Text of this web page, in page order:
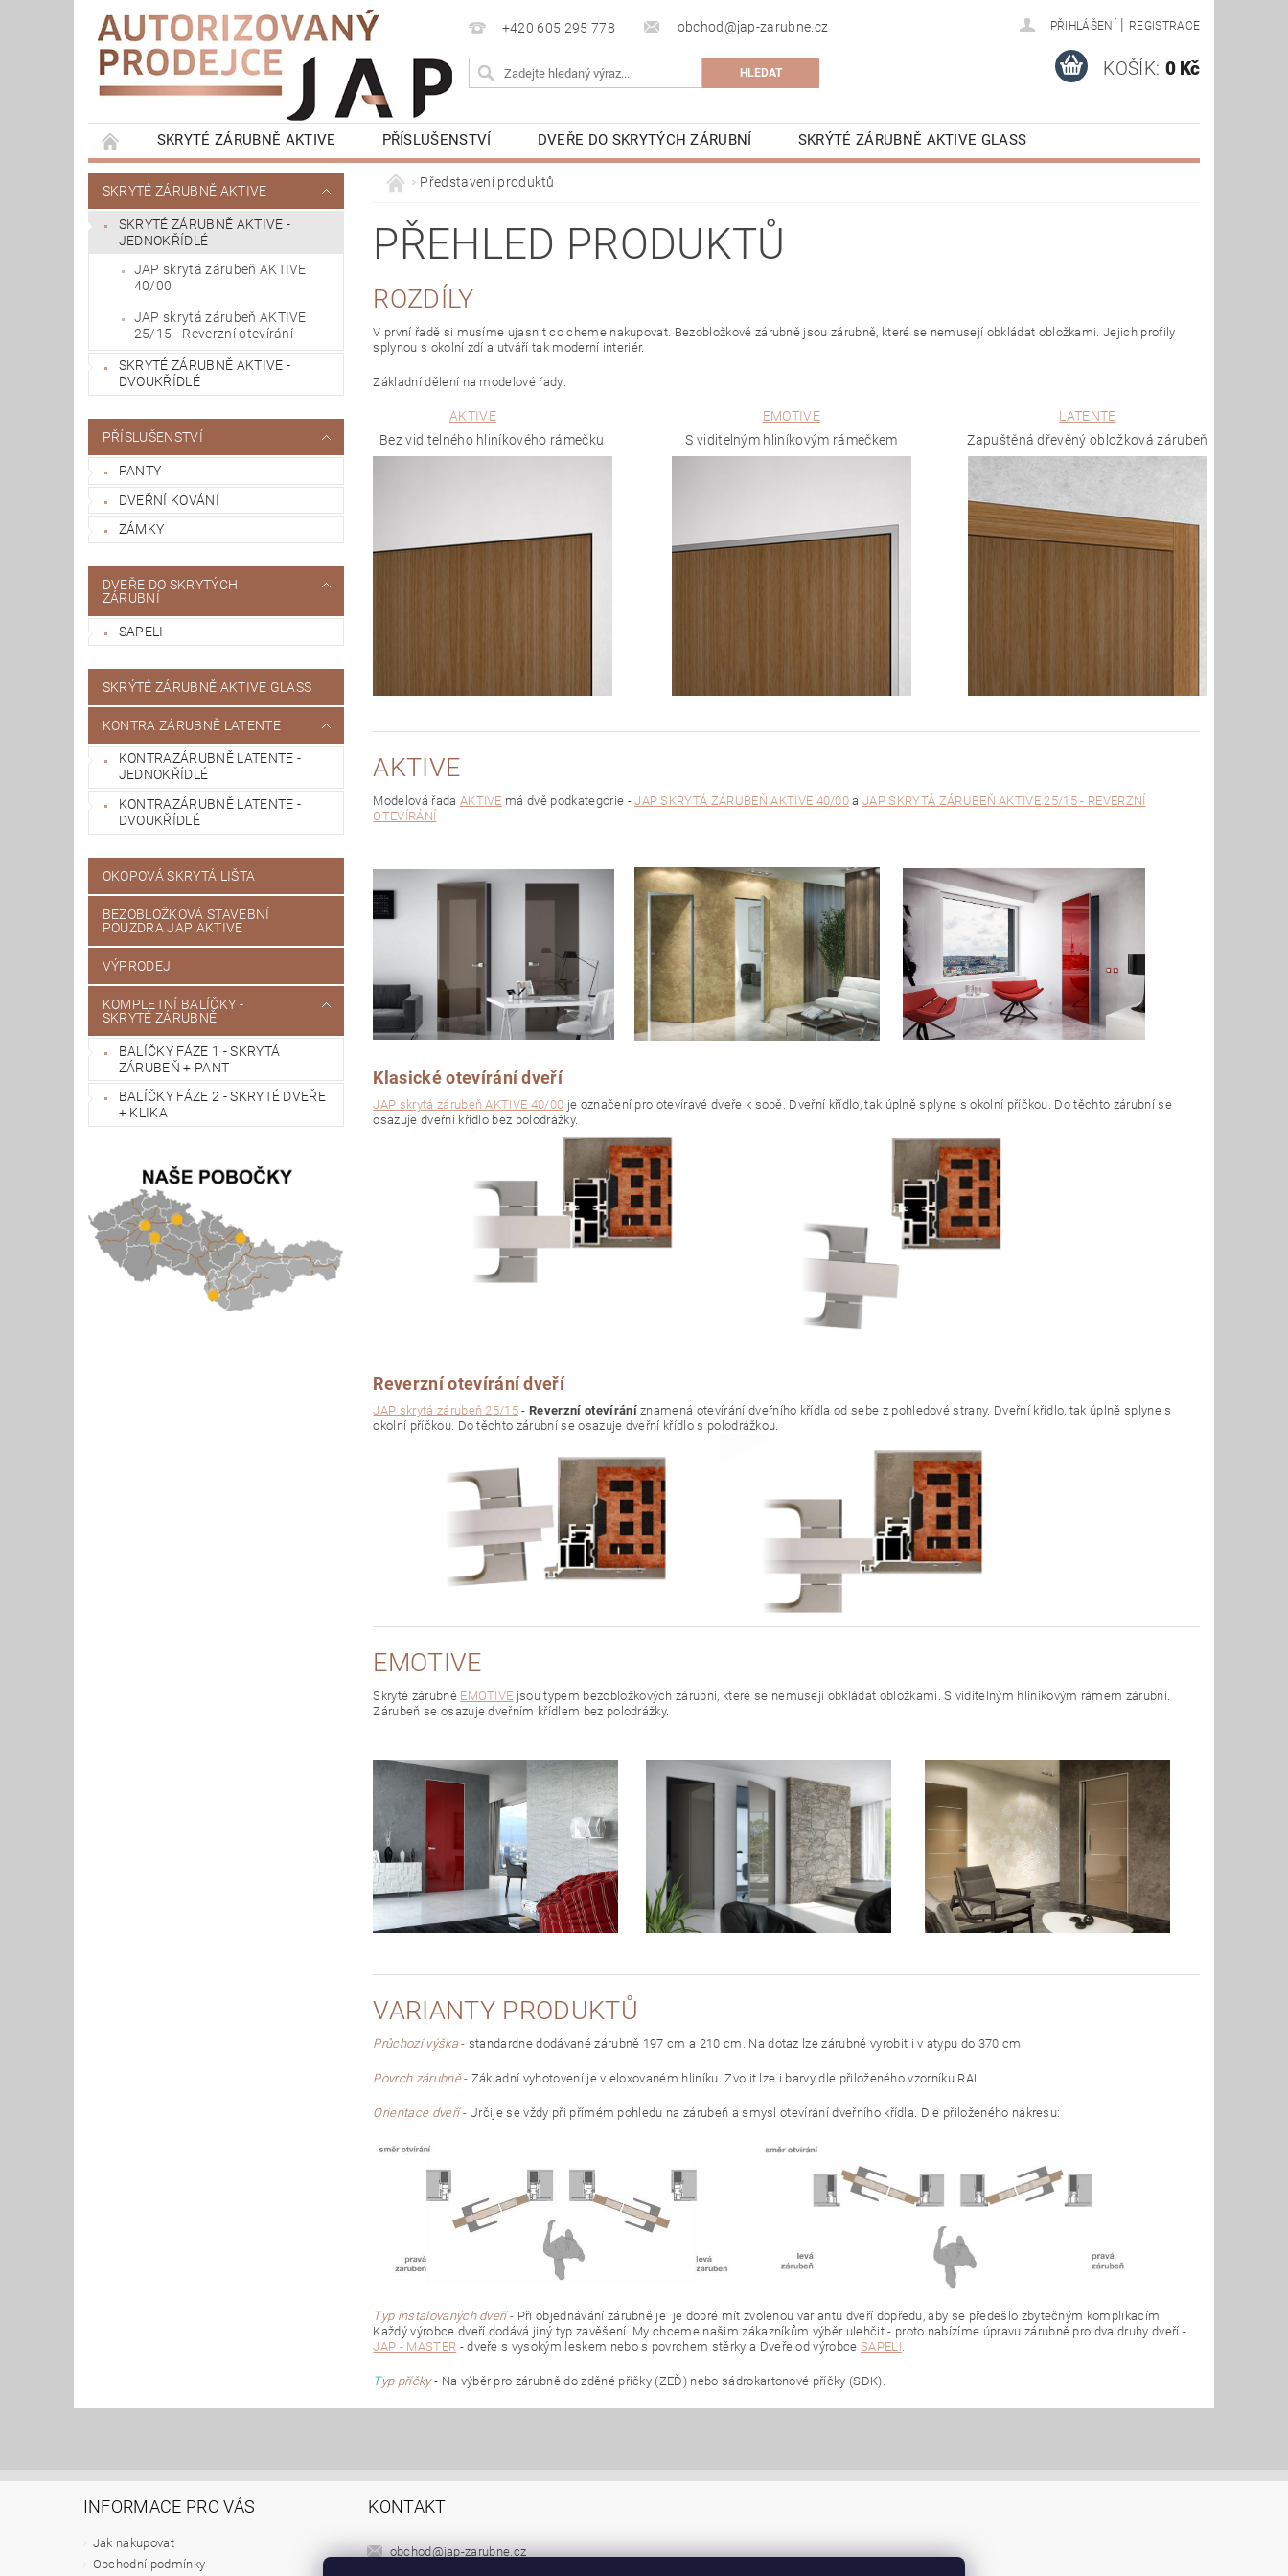
+420 605 295 778 obchod@jap-zarubne.cz PŘIHLÁŠENÍ | REGISTRACE
KOŠÍK: 0 Kč
SKRYTÉ ZÁRUBNĚ AKTIVE PŘÍSLUŠENSTVÍ DVEŘE DO SKRYTÝCH ZÁRUBNÍ
SKRÝTÉ ZÁRUBNĚ AKTIVE GLASS
KONTRA ZÁRUBNĚ LATENTE
OKOPOVÁ SKRYTÁ LIŠTA
KOMPLETNÍ BALÍČKY - SKRYTÉ ZÁRUBNĚ
SKRYTÉ ZÁRUBNĚ AKTIVE
SKRYTÉ ZÁRUBNĚ AKTIVE -
JEDNOKŘÍDLÉ
JAP skrytá zárubeň AKTIVE
40/00
JAP skrytá zárubeň AKTIVE
25/15 - Reverzní otevírání
SKRYTÉ ZÁRUBNĚ AKTIVE -
DVOUKŘÍDLÉ
PŘÍSLUŠENSTVÍ
PANTY
DVEŘNÍ KOVÁNÍ
ZÁMKY
DVEŘE DO SKRYTÝCH
ZÁRUBNÍ
SAPELI
SKRÝTÉ ZÁRUBNĚ AKTIVE GLASS
KONTRA ZÁRUBNĚ LATENTE
KONTRAZÁRUBNĚ LATENTE -
JEDNOKŘÍDLÉ
KONTRAZÁRUBNĚ LATENTE -
DVOUKŘÍDLÉ
OKOPOVÁ SKRYTÁ LIŠTA
BEZOBLOŽKOVÁ STAVEBNÍ
POUZDRA JAP AKTIVE
VÝPRODEJ
KOMPLETNÍ BALÍČKY -
SKRYTÉ ZÁRUBNĚ
BALÍČKY FÁZE 1 - SKRYTÁ
ZÁRUBEŇ + PANT
BALÍČKY FÁZE 2 - SKRYTÉ DVEŘE
+ KLIKA
Představení produktů
PŘEHLED PRODUKTŮ
ROZDÍLY
V první řadě si musíme ujasnit co cheme nakupovat. Bezobložkové zárubně jsou zárubně, které se nemusejí obkládat obložkami. Jejich profily
splynou s okolní zdí a utváří tak moderní interiér.
Základní dělení na modelové řady:
AKTIVE EMOTIVE
LATENTE
Bez viditelného hliníkového rámečku
S viditelným hliníkovým rámečkem Zapuštěná dřevěný obložková zárubeň
AKTIVE
Modelová řada AKTIVE má dvě podkategorie -JAP SKRYTÁ ZÁRUBEŇ AKTIVE 40/00 aJAP SKRYTÁ ZÁRUBEŇ AKTIVE 25/15 - REVERZNÍ
OTEVÍRÁNÍ
Klasické otevírání dveří
JAP skrytá zárubeň AKTIVE 40/00 je označení pro otevíravé dveře k sobě. Dveřní křídlo, tak úplně splyne s okolní příčkou. Do těchto zárubní se
osazuje dveřní křídlo bez polodrážky.
Reverzní otevírání dveří
JAP skrytá zárubeň 25/15 -Reverzní otevíráníznamená otevírání dveřního křídla od sebe z pohledové strany. Dveřní křídlo, tak úplně splyne s
okolní příčkou. Do těchto zárubní se osazuje dveřní křídlo s polodrážkou.
EMOTIVE
Skryté zárubně EMOTIVE jsou typem bezobložkových zárubní, které se nemusejí obkládat obložkami. S viditelným hliníkovým rámem zárubní.
Zárubeň se osazuje dveřním křídlem bez polodrážky.
VARIANTY PRODUKTŮ
Průchozí výška- standardne dodávané zárubně 197 cm a 210 cm. Na dotaz lze zárubně vyrobit i v atypu do 370 cm.
Povrch zárubně- Základní vyhotovení je v eloxovaném hliníku. Zvolit lze i barvy dle přiloženého vzorníku RAL.
Orientace dveří-Určije se vždy při přímém pohledu na zárubeň a smysl otevírání dveřního křídla. Dle přiloženého nákresu:
Typ instalovaných dveří- Při objednávání zárubně je je dobré mít zvolenou variantu dveří dopředu, aby se předešlo zbytečným komplikacím.
Každý výrobce dveří dodává jiný typ zavěšení. My chceme našim zákazníkům výběr ulehčit - proto nabízíme úpravu zárubně pro dva druhy dveří -
JAP - MASTER - dveře s vysokým leskem nebo s povrchem stěrky a Dveře od výrobceSAPELI.
Typ příčky- Na výběr pro zárubně do zděné příčky (ZEĎ) nebo sádrokartonové příčky (SDK).
INFORMACE PRO VÁS
Jak nakupovat
Obchodní podmínky
KONTAKT
obchod@jap-zarubne.cz